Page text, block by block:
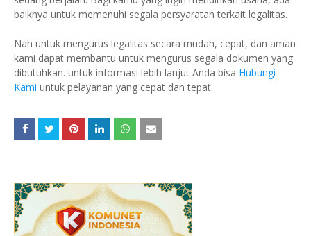
baiknya untuk memenuhi segala persyaratan terkait legalitas.
Nah untuk mengurus legalitas secara mudah, cepat, dan aman
kami dapat membantu untuk mengurus segala dokumen yang
dibutuhkan. untuk informasi lebih lanjut Anda bisa Hubungi
Kami untuk pelayanan yang cepat dan tepat.